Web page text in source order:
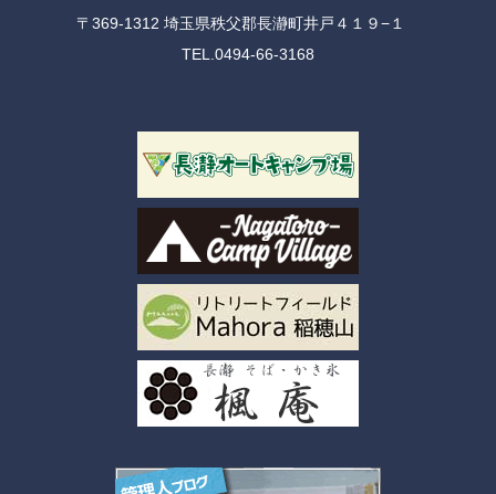
〒369-1312 埼玉県秩父郡長瀞町井戸４１９−１
TEL.0494-66-3168